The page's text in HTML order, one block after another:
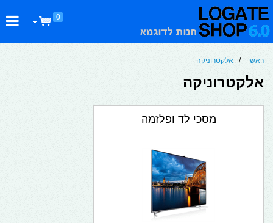
0
ראשי / אלקטרוניקה
אלקטרוניקה
מסכי לד ופלזמה